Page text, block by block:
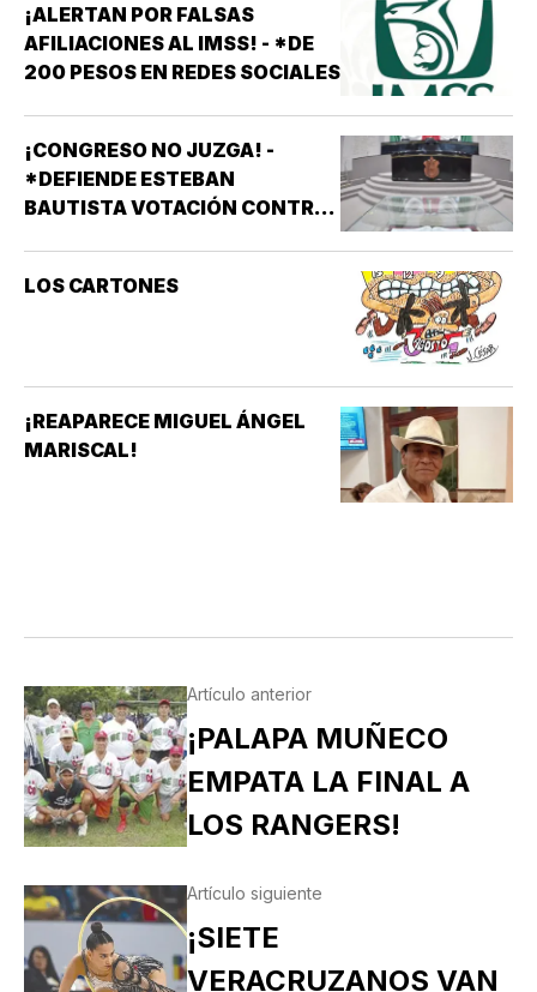
¡ALERTAN POR FALSAS
AFILIACIONES AL IMSS! - *DE
200 PESOS EN REDES SOCIALES
¡CONGRESO NO JUZGA! -
*DEFIENDE ESTEBAN
BAUTISTA VOTACIÓN CONTRA
LOS CARTONES
¡REAPARECE MIGUEL ÁNGEL
MARISCAL!
Artículo anterior
¡PALAPA MUÑECO
EMPATA LA FINAL A
LOS RANGERS!
Artículo siguiente
¡SIETE
VERACRUZANOS VAN